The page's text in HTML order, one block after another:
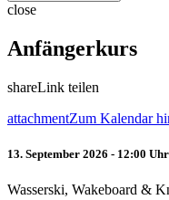
close
Anfängerkurs
shareLink teilen
attachmentZum Kalendar
13. September 2026 - 12:00
Wasserski, Wakeboard &